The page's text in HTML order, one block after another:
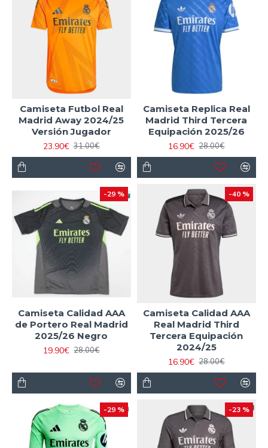
Camiseta Futbol Real
Madrid Away 2024/25
Versión Jugador
23.90€ 31.00€
Camiseta Replica Real
Madrid Third Tercera
Equipación 2025/26
16.90€ 28.00€
-29 %
Camiseta Calidad AAA
de Portero Real Madrid
2025/26 Negro
19.90€ 28.00€
-40 %
Camiseta Calidad AAA
Real Madrid Third
Tercera Equipación
2024/25
16.90€ 28.00€
-29 % -23 %